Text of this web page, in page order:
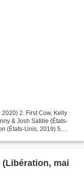
2. First Cow, Kelly
& Josh Safdie (États-
(États-Unis, 2019) 5.
mai